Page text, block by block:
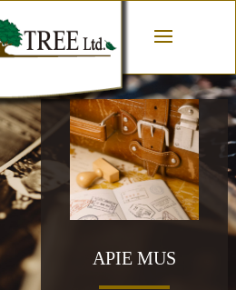
APIE MUS